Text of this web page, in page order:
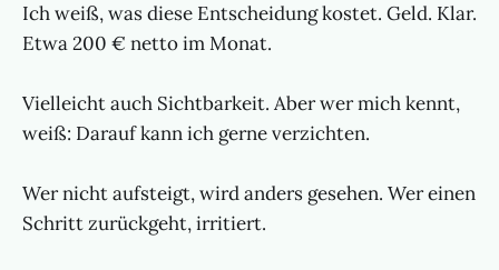
Ich weiß, was diese Entscheidung kostet. Geld. Klar.
Etwa 200 € netto im Monat.
Vielleicht auch Sichtbarkeit. Aber wer mich kennt,
weiß: Darauf kann ich gerne verzichten.
Wer nicht aufsteigt, wird anders gesehen. Wer einen
Schritt zurückgeht, irritiert.